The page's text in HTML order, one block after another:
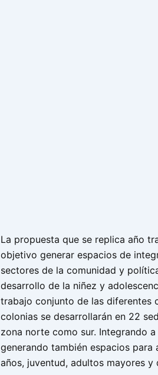
La propuesta que se replica año
objetivo generar espacios de
sectores de la comunidad y
desarrollo de la niñez y
trabajo conjunto de las diferentes
colonias se desarrollarán en 22
zona norte como sur. Integrando
generando también espacios para
años, juventud, adultos mayores y